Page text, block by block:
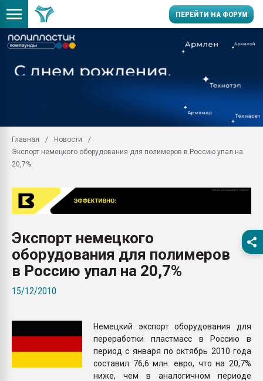
ПЕРЕЙТИ НА ФОРУМ
заводу пластмасс"
первый план в
28.07.2026
ситуацией на
Всё, что касается
Главная
Новости
Экспорт немецкого оборудования для полимеров в Россию упал на
20,7%
Экспорт немецкого
оборудования для полимеров
в Россию упал на 20,7%
15/12/2010
Немецкий экспорт оборудования для
переработки пластмасс в Россию в
период с января по октябрь 2010 года
составил 76,6 млн. евро, что на 20,7%
ниже, чем в аналогичном периоде